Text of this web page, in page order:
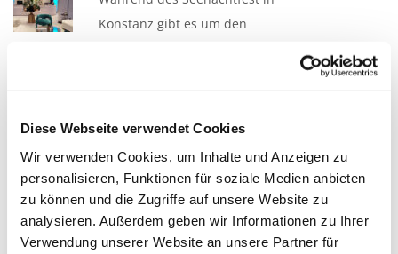
Diese Webseite verwendet Cookies
Wir verwenden Cookies, um Inhalte und Anzeigen zu
personalisieren, Funktionen für soziale Medien anbieten
zu können und die Zugriffe auf unsere Website zu
analysieren. Außerdem geben wir Informationen zu Ihrer
Verwendung unserer Website an unsere Partner für
Konstanz gibt es um den
Auch beim diesjährigen
12. JULI 2023
Die schweizer Ballettschule in
Kreuzlingen zeigt jedes Jahr im